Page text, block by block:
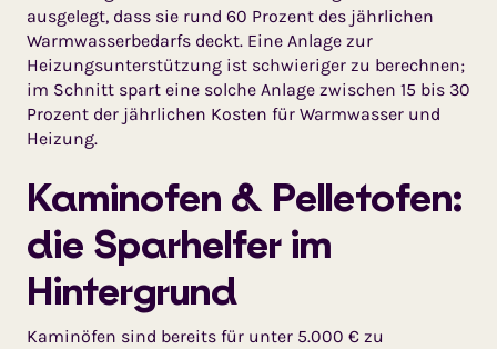
ausgelegt, dass sie rund 60 Prozent des jährlichen
Warmwasserbedarfs deckt. Eine Anlage zur
Heizungsunterstützung ist schwieriger zu berechnen;
im Schnitt spart eine solche Anlage zwischen 15 bis 30
Prozent der jährlichen Kosten für Warmwasser und
Heizung.
Kaminofen & Pelletofen:
die Sparhelfer im
Hintergrund
Kaminöfen sind bereits für unter 5.000 € zu